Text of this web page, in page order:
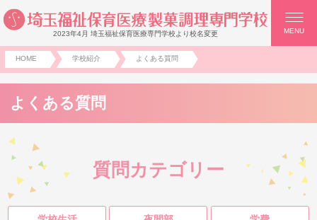
2023年4月 埼玉福祉保育医療専門学校より校名変更 MENU
HOME 学校紹介 よくある質問
よくある質問
質問カテゴリー